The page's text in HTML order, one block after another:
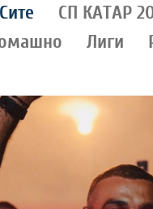
Сите СП КАТАР
Лиги